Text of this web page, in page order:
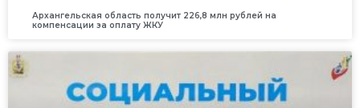
Архангельская область получит 226,8 млн рублей на
компенсации за оплату ЖКУ